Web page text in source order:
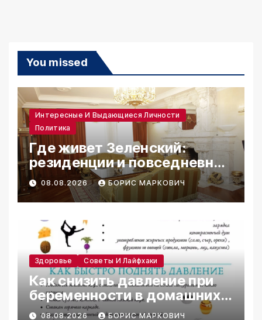
You missed
Интересные И Выдающиеся Личности
Политика
Где живет Зеленский:
резиденции и повседневная
жизнь
08.08.2026 БОРИС МАРКОВИЧ
Здоровье Советы И Лайфхаки
Как снизить давление при
беременности в домашних
условиях
08.08.2026 БОРИС МАРКОВИЧ